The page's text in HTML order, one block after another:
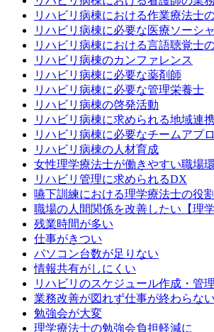
リハビリ病棟における作業療法士
リハビリ病棟に必要な医療ソーシ
リハビリ病棟における言語聴覚士
リハビリ病棟のカンファレンス
リハビリ病棟に必要な薬剤師
リハビリ病棟に必要な管理栄養士
リハビリ病棟の啓発活動
リハビリ病棟に求められる地域連
リハビリ病棟に必要なチームアプ
リハビリ病棟の人材育成
女性理学療法士が働きやすい職場
リハビリ管理に求められるDX
嚥下訓練における理学療法士の役
職場の人間関係を改善したい【理
残業時間が多い
仕事がきつい
パソコン台数が足りない
情報共有がしにくい
リハビリのスケジュール作成・管
業務改善が図れず仕事が終わらない
勉強会が大変
理学療法士の勉強会負担軽減に